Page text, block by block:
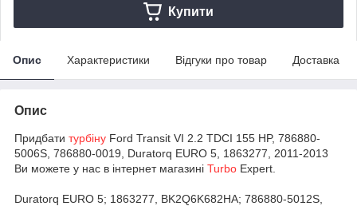
Купити
Опис Характеристики Відгуки про товар Доставка
Опис
Придбати турбіну Ford Transit VI 2.2 TDCI 155 HP, 786880-
5006S, 786880-0019, Duratorq EURO 5, 1863277, 2011-2013
Ви можете у нас в інтернет магазині Turbo Expert.
Duratorq EURO 5; 1863277, BK2Q6K682HA; 786880-5012S,